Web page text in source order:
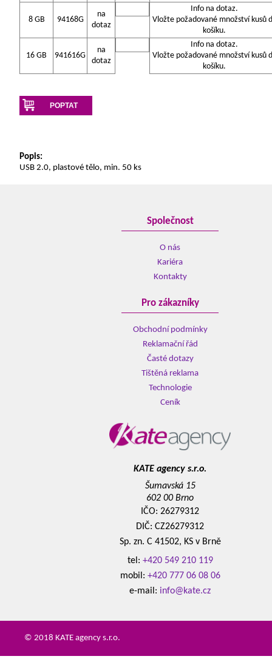
8 GB 94168G
na
dotaz
Info na dotaz.
Vložte požadované množství kusů
košíku.
16 GB 941616G
na
dotaz
Info na dotaz.
Vložte požadované množství kusů
košíku.
POPTAT
Popis:
USB 2.0, plastové tělo, min. 50 ks
Společnost
O nás
Kariéra
Kontakty
Pro zákazníky
Obchodní podmínky
Reklamační řád
Časté dotazy
Tištěná reklama
Technologie
Ceník
KATE agency s.r.o.
Šumavská 15
602 00 Brno
IČO: 26279312
DIČ: CZ26279312
Sp. zn. C 41502, KS v Brně
tel: +420 549 210 119
mobil: +420 777 06 08 06
e-mail: info@kate.cz
© 2018 KATE agency s.r.o.